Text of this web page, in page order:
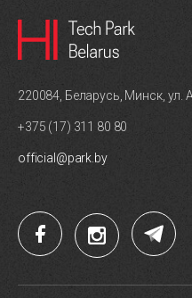
220084, Беларусь, Минск, ул.
+375 (17) 311 80 80
official@park.by